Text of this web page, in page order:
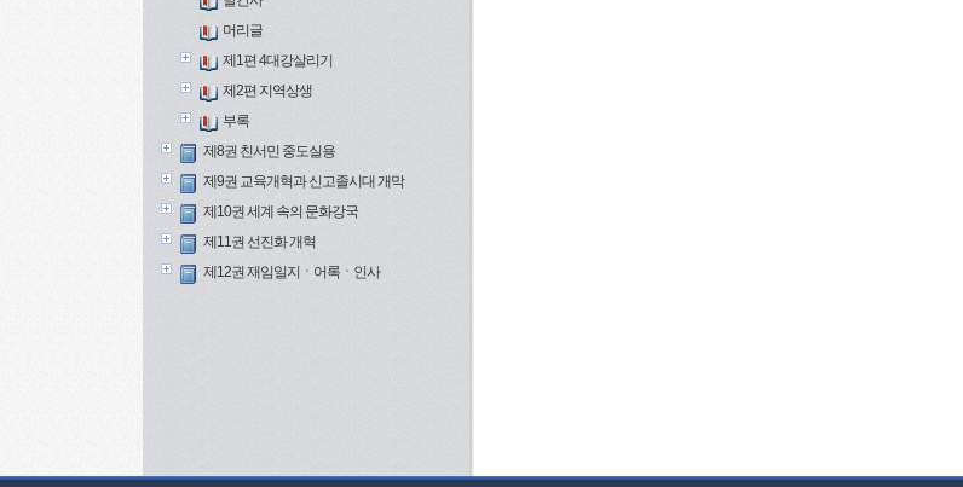
머리글
제1편 4대강살리기
제2편 지역상생
부록
제8권 친서민 중도실용
제9권 교육개혁과 신고졸시대 개막
제10권 세계 속의 문화강국
제11권 선진화 개혁
제12권 재임일지ㆍ어록ㆍ인사